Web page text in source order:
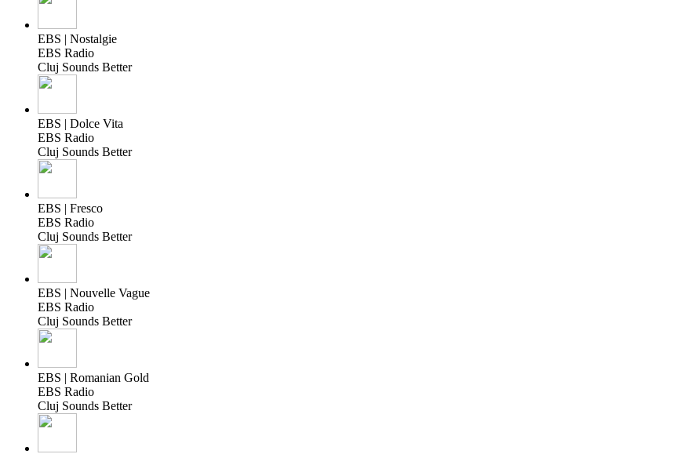
EBS | Nostalgie
EBS Radio
Cluj Sounds Better
EBS | Dolce Vita
EBS Radio
Cluj Sounds Better
EBS | Fresco
EBS Radio
Cluj Sounds Better
EBS | Nouvelle Vague
EBS Radio
Cluj Sounds Better
EBS | Romanian Gold
EBS Radio
Cluj Sounds Better